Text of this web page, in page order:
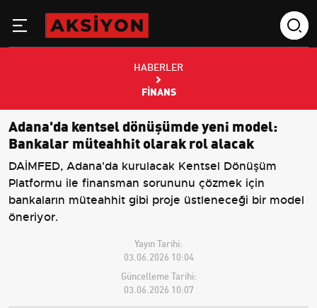
HABERLER
FINANS
Adana'da kentsel dönüşümde yeni model:
Bankalar müteahhit olarak rol alacak
DAİMFED, Adana'da kurulacak Kentsel Dönüşüm
Platformu ile finansman sorununu çözmek için
bankaların müteahhit gibi proje üstleneceği bir model
öneriyor.
Yayın Tarihi:
03.06.2026 10:04
Güncelleme Tarihi:
03.06.2026 10:07